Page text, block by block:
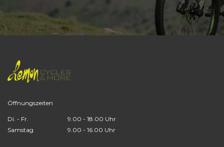
Öffnungszeiten
Di. - Fr.
9.00 - 18.00 Uhr
Samstag
9.00 - 16.00 Uhr